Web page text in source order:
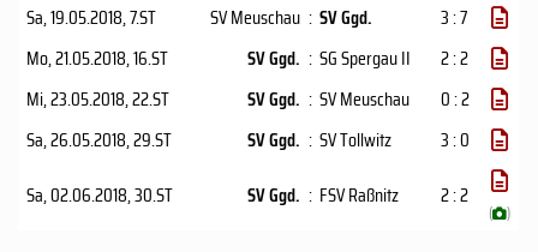
Sa, 19.05.2018, 7.ST SV Meuschau : SV Ggd.
3 : 7
Mo, 21.05.2018, 16.ST SV Ggd. : SG Spergau II
2 : 2
Mi, 23.05.2018, 22.ST SV Ggd. : SV Meuschau
0 : 2
Sa, 26.05.2018, 29.ST SV Ggd. : SV Tollwitz
3 : 0
Sa, 02.06.2018, 30.ST SV Ggd. : FSV Raßnitz 2 : 2
( )